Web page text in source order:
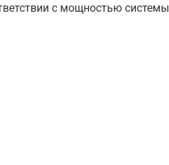
с мощностью системы